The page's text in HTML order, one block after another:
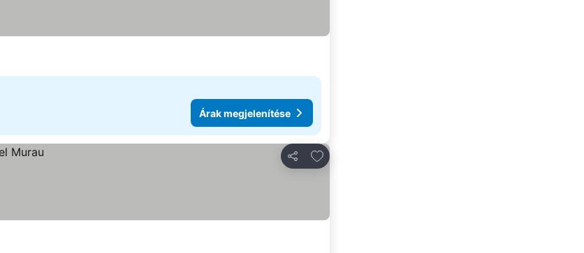
Árak megjelenítése
Megosztás
Hozzáadás a kedvencekhez